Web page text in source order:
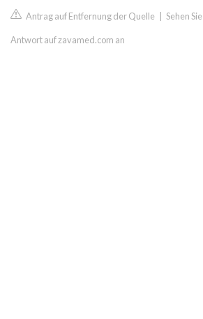
Antrag auf Entfernung der Quelle Sehen
Antwort auf zavamed.com an